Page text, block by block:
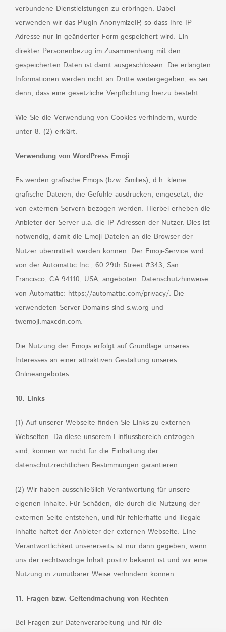
verbundene Dienstleistungen zu erbringen. Dabei
verwenden wir das Plugin AnonymizeIP, so dass Ihre IP-
Adresse nur in geänderter Form gespeichert wird. Ein
direkter Personenbezug im Zusammenhang mit den
gespeicherten Daten ist damit ausgeschlossen. Die erlangten
Informationen werden nicht an Dritte weitergegeben, es sei
denn, dass eine gesetzliche Verpflichtung hierzu besteht.
Wie Sie die Verwendung von Cookies verhindern, wurde
unter 8. (2) erklärt.
Verwendung von WordPress Emoji
Es werden grafische Emojis (bzw. Smilies), d.h. kleine
grafische Dateien, die Gefühle ausdrücken, eingesetzt, die
von externen Servern bezogen werden. Hierbei erheben die
Anbieter der Server u.a. die IP-Adressen der Nutzer. Dies ist
notwendig, damit die Emoji-Dateien an die Browser der
Nutzer übermittelt werden können. Der Emoji-Service wird
von der Automattic Inc., 60 29th Street #343, San
Francisco, CA 94110, USA, angeboten. Datenschutzhinweise
von Automattic: https://automattic.com/privacy/. Die
verwendeten Server-Domains sind s.w.org und
twemoji.maxcdn.com.
Die Nutzung der Emojis erfolgt auf Grundlage unseres
Interesses an einer attraktiven Gestaltung unseres
Onlineangebotes.
10. Links
(1) Auf unserer Webseite finden Sie Links zu externen
Webseiten. Da diese unserem Einflussbereich entzogen
sind, können wir nicht für die Einhaltung der
datenschutzrechtlichen Bestimmungen garantieren.
(2) Wir haben ausschließlich Verantwortung für unsere
eigenen Inhalte. Für Schäden, die durch die Nutzung der
externen Seite entstehen, und für fehlerhafte und illegale
Inhalte haftet der Anbieter der externen Webseite. Eine
Verantwortlichkeit unsererseits ist nur dann gegeben, wenn
uns der rechtswidrige Inhalt positiv bekannt ist und wir eine
Nutzung in zumutbarer Weise verhindern können.
11. Fragen bzw. Geltendmachung von Rechten
Bei Fragen zur Datenverarbeitung und für die